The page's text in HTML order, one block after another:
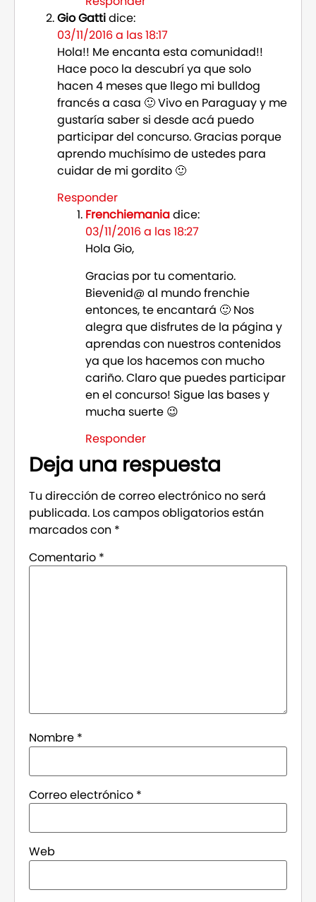
Gio Gattidice:
03/11/2016 a las 18:17
Hola!! Me encanta esta comunidad!!
Hace poco la descubrí ya que solo
hacen 4 meses que llego mi bulldog
francés a casa 🙂 Vivo en Paraguay y me
gustaría saber si desde acá puedo
participar del concurso. Gracias porque
aprendo muchísimo de ustedes para
cuidar de mi gordito 🙂
Responder
Frenchiemaniadice:
03/11/2016 a las 18:27
Hola Gio,
Gracias por tu comentario.
Bievenid@ al mundo frenchie
entonces, te encantará 🙂 Nos
alegra que disfrutes de la página y
aprendas con nuestros contenidos
ya que los hacemos con mucho
cariño. Claro que puedes participar
en el concurso! Sigue las bases y
mucha suerte 😉
Responder
Deja una respuesta
Tu dirección de correo electrónico no será
publicada. Los campos obligatorios están
marcados con *
Comentario *
Nombre *
Correo electrónico *
Web